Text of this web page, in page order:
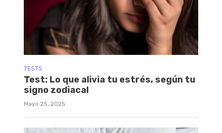
TESTS
Test: Lo que alivia tu estrés, según tu
signo zodiacal
Mayo 25, 2025